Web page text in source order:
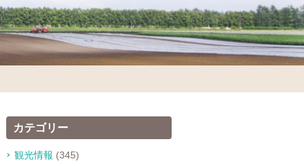
カテゴリー
観光情報 (345)